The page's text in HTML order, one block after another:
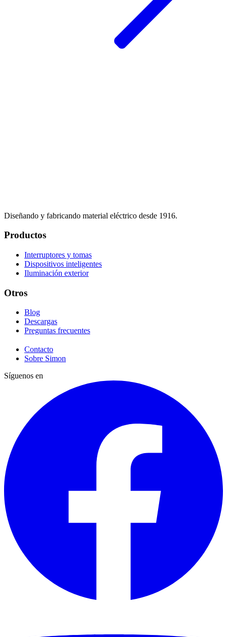
Diseñando y fabricando material eléctrico desde 1916.
Productos
Interruptores y tomas
Dispositivos inteligentes
Iluminación exterior
Otros
Blog
Descargas
Preguntas frecuentes
Contacto
Sobre Simon
Síguenos en